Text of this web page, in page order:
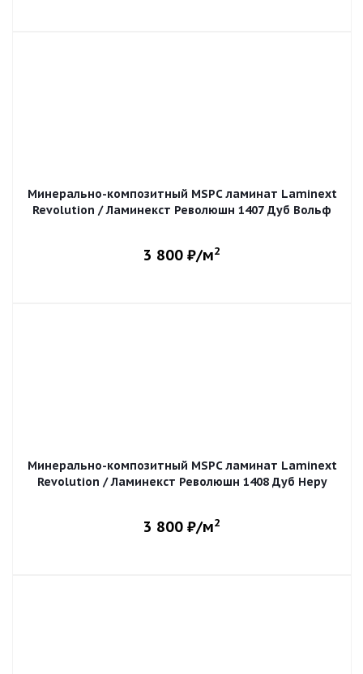
Минерально-композитный MSPC ламинат Laminext
Revolution / Ламинекст Революшн 1407 Дуб Вольф
3 800 ₽/м2
Минерально-композитный MSPC ламинат Laminext
Revolution / Ламинекст Революшн 1408 Дуб Неру
3 800 ₽/м2